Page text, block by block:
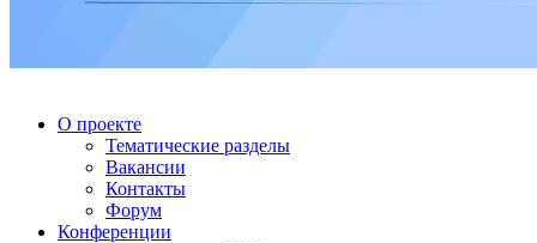
О проекте
Тематические разделы
Вакансии
Контакты
Форум
Конференции